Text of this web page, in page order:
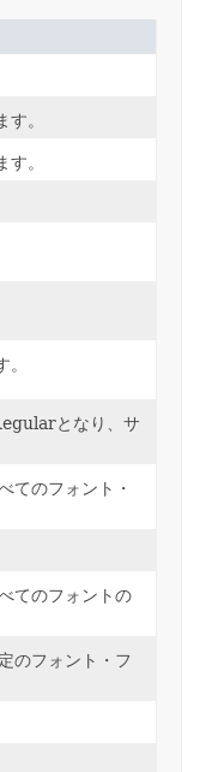
。
。
となり、サ
てのフォント・
てのフォントの
のフォント・フ